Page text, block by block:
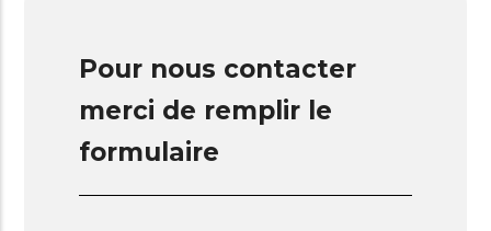
Pour nous contacter
merci de remplir le
formulaire